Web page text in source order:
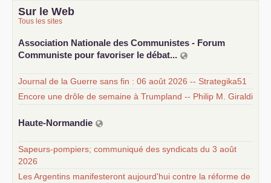
Sur le Web
Tous les sites
Association Nationale des Communistes - Forum
Communiste pour favoriser le débat...
Journal de la Guerre sans fin : 06 août 2026 -- Strategika51
Encore une drôle de semaine à Trumpland -- Philip M. Giraldi
Haute-Normandie
Sapeurs-pompiers; communiqué des syndicats du 3 août
2026
Les Argentins manifesteront aujourd'hui contre la réforme de